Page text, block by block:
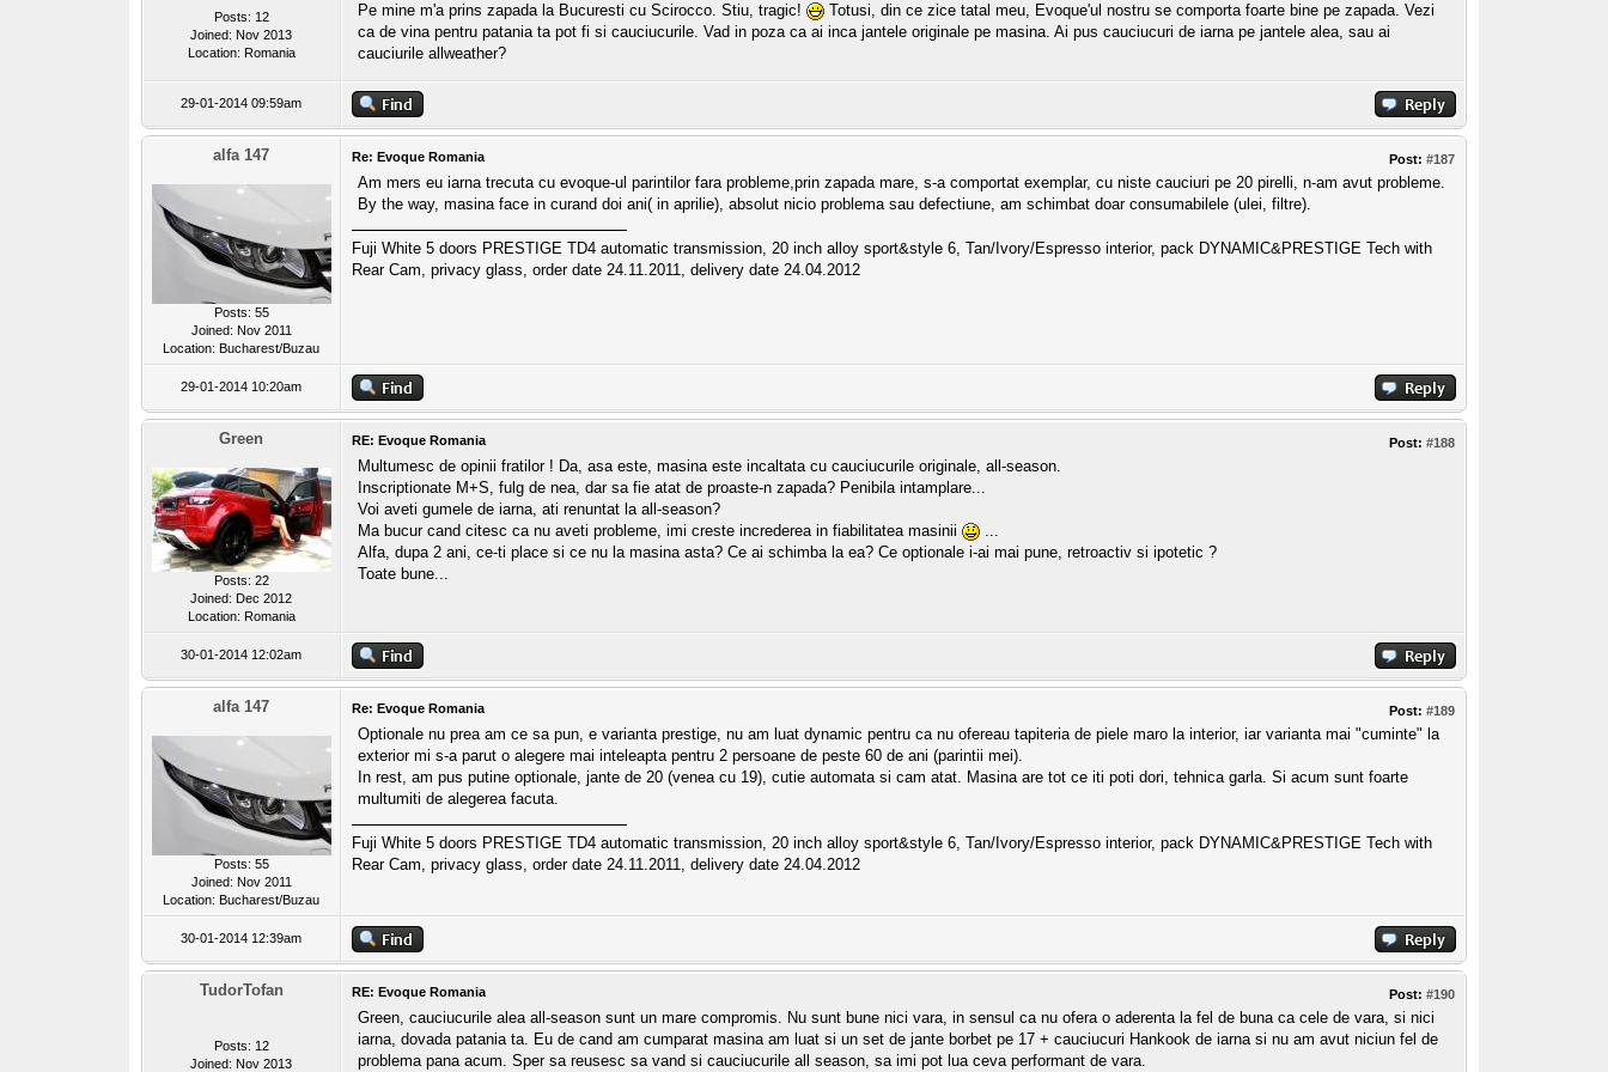
Posts: 12
Joined: Nov 2013
Location: Romania
Pe mine m'a prins zapada la Bucuresti cu Scirocco. Stiu, tragic!
Totusi, din ce zice tatal meu, Evoque'ul nostru se comporta foarte bine pe zapada. Vezi
ca de vina pentru patania ta pot fi si cauciucurile. Vad in poza ca ai inca jantele originale pe masina. Ai pus cauciucuri de iarna pe jantele alea, sau ai
cauciurile allweather?
29-01-2014 09:59am
alfa 147
Posts: 55
Joined: Nov 2011
Location: Bucharest/Buzau
Post: #187
Re: Evoque Romania
Am mers eu iarna trecuta cu evoque-ul parintilor fara probleme,prin zapada mare, s-a comportat exemplar, cu niste cauciuri pe 20 pirelli, n-am avut probleme.
By the way, masina face in curand doi ani( in aprilie), absolut nicio problema sau defectiune, am schimbat doar consumabilele (ulei, filtre).
Fuji White 5 doors PRESTIGE TD4 automatic transmission, 20 inch alloy sport&style 6, Tan/Ivory/Espresso interior, pack DYNAMIC&PRESTIGE Tech with
Rear Cam, privacy glass, order date 24.11.2011, delivery date 24.04.2012
29-01-2014 10:20am
Green
Posts: 22
Joined: Dec 2012
Location: Romania
Post: #188
RE: Evoque Romania
Multumesc de opinii fratilor ! Da, asa este, masina este incaltata cu cauciucurile originale, all-season.
Inscriptionate M+S, fulg de nea, dar sa fie atat de proaste-n zapada? Penibila intamplare...
Voi aveti gumele de iarna, ati renuntat la all-season?
Ma bucur cand citesc ca nu aveti probleme, imi creste increderea in fiabilitatea masinii
...
Alfa, dupa 2 ani, ce-ti place si ce nu la masina asta? Ce ai schimba la ea? Ce optionale i-ai mai pune, retroactiv si ipotetic ?
Toate bune...
30-01-2014 12:02am
alfa 147
Posts: 55
Joined: Nov 2011
Location: Bucharest/Buzau
Post: #189
Re: Evoque Romania
Optionale nu prea am ce sa pun, e varianta prestige, nu am luat dynamic pentru ca nu ofereau tapiteria de piele maro la interior, iar varianta mai "cuminte" la
exterior mi s-a parut o alegere mai inteleapta pentru 2 persoane de peste 60 de ani (parintii mei).
In rest, am pus putine optionale, jante de 20 (venea cu 19), cutie automata si cam atat. Masina are tot ce iti poti dori, tehnica garla. Si acum sunt foarte
multumiti de alegerea facuta.
Fuji White 5 doors PRESTIGE TD4 automatic transmission, 20 inch alloy sport&style 6, Tan/Ivory/Espresso interior, pack DYNAMIC&PRESTIGE Tech with
Rear Cam, privacy glass, order date 24.11.2011, delivery date 24.04.2012
30-01-2014 12:39am
TudorTofan
Posts: 12
Joined: Nov 2013
Post: #190
RE: Evoque Romania
Green, cauciucurile alea all-season sunt un mare compromis. Nu sunt bune nici vara, in sensul ca nu ofera o aderenta la fel de buna ca cele de vara, si nici
iarna, dovada patania ta. Eu de cand am cumparat masina am luat si un set de jante borbet pe 17 + cauciucuri Hankook de iarna si nu am avut niciun fel de
problema pana acum. Sper sa reusesc sa vand si cauciucurile all season, sa imi pot lua ceva performant de vara.